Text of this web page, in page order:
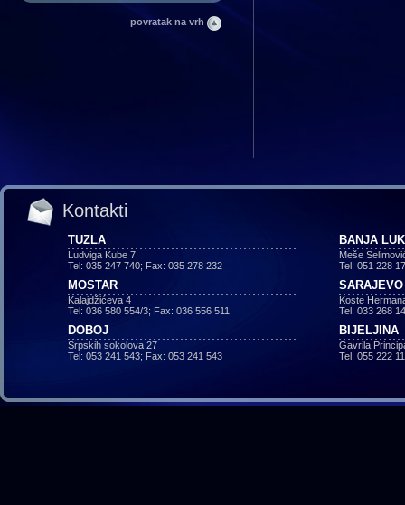
povratak na vrh
Kontakti
TUZLA
Ludviga Kube 7
Tel: 035 247 740; Fax: 035 278 232
MOSTAR
Kalajdžićeva 4
Tel: 036 580 554/3; Fax: 036 556 511
DOBOJ
Srpskih sokolova 27
Tel: 053 241 543; Fax: 053 241 543
BANJA
Meše
Tel: 051 228
SARAJEVO
Koste
Tel: 033 268
BIJELJINA
Gavrila
Tel: 055 222